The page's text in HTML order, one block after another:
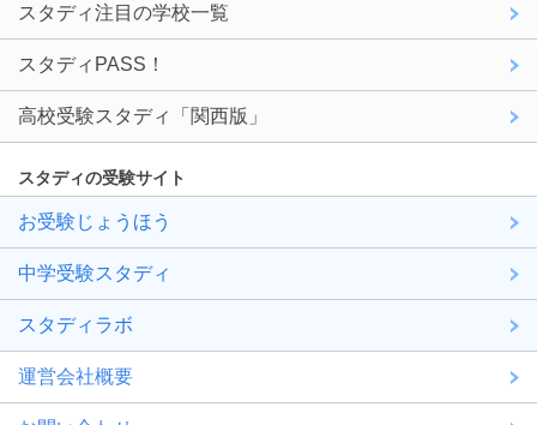
スタディ注目の学校一覧
スタディPASS！
高校受験スタディ「関西版」
スタディの受験サイト
お受験じょうほう
中学受験スタディ
スタディラボ
運営会社概要